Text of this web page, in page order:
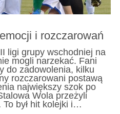
i rozczarowań
ligi grupy wschodniej na
mogli narzekać. Fani
do zadowolenia, kilku
rozczarowani postawą
największy szok po
Wola przeżyli
To był hit kolejki i…